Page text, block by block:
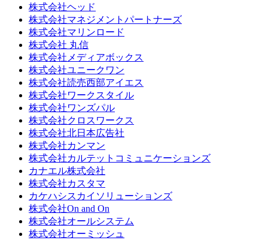
株式会社ヘッド
株式会社マネジメントパートナーズ
株式会社マリンロード
株式会社 丸信
株式会社メディアボックス
株式会社ユニークワン
株式会社読売西部アイエス
株式会社ワークスタイル
株式会社ワンズパル
株式会社クロスワークス
株式会社北日本広告社
株式会社カンマン
株式会社カルテットコミュニケーションズ
カナエル株式会社
株式会社カスタマ
カケハシスカイソリューションズ
株式会社On and On
株式会社オールシステム
株式会社オーミッシュ